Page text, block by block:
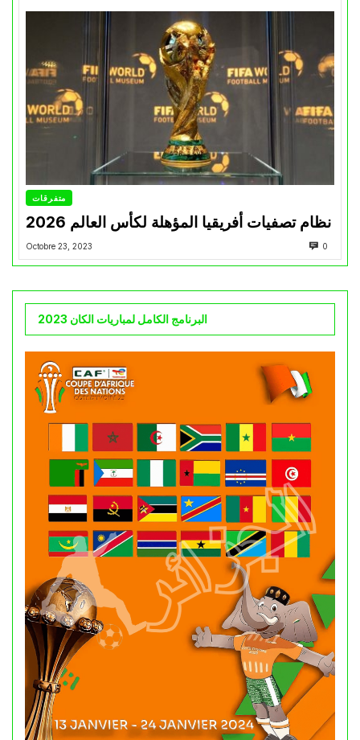
متفرقات
نظام تصفيات أفريقيا المؤهلة لكأس العالم 2026
Octobre 23, 2023 0
البرنامج الكامل لمباريات الكان 2023